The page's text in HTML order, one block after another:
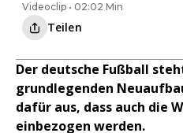
Videoclip • 02:02 Min
Teilen
Der deutsche Fußball
grundlegenden
dafür aus, dass auch die
einbezogen werden.